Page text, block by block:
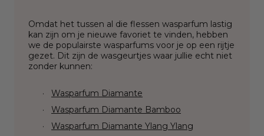
Omdat het tussen al die flessen wasparfum lastig
kan zijn om je nieuwe favoriet te vinden, hebben
we de populairste wasparfums voor je op een rijtje
gezet. Dit zijn de wasgeurtjes waar jullie echt niet
zonder kunnen:
·
Wasparfum Diamante
·
Wasparfum Diamante Bamboo
·
Wasparfum Diamante Ylang Ylang